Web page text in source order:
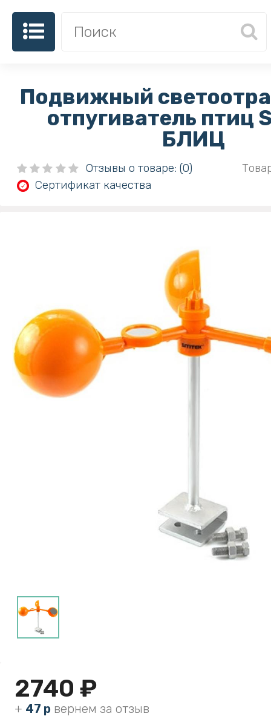
Подвижный
отпугиватель птиц
БЛИЦ
Отзывы о товаре: (0)
Сертификат качества
2740 ₽
+ 47 р вернем за отзыв